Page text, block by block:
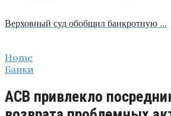
Верховный суд обобщил банкротную …
Home
Банки
АСВ привлекло